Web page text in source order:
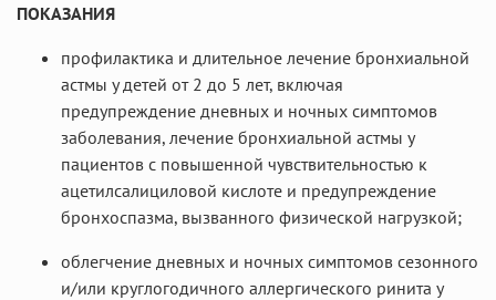
ПОКАЗАНИЯ
профилактика и длительное лечение бронхиальной
астмы у детей от 2 до 5 лет, включая
предупреждение дневных и ночных симптомов
заболевания, лечение бронхиальной астмы у
пациентов с повышенной чувствительностью к
ацетилсалициловой кислоте и предупреждение
бронхоспазма, вызванного физической нагрузкой;
облегчение дневных и ночных симптомов сезонного
и/или круглогодичного аллергического ринита у